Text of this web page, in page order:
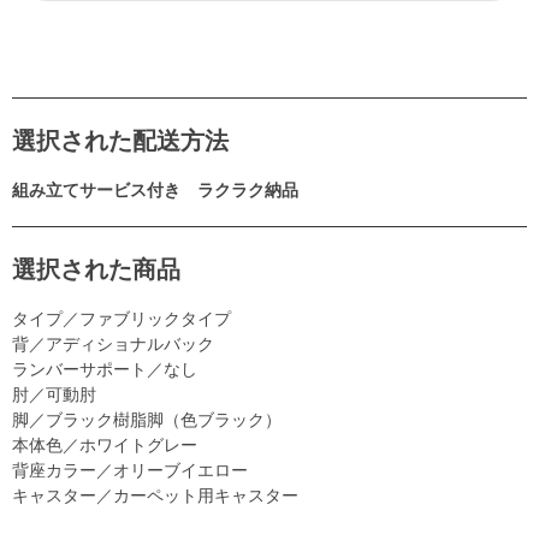
選択された配送方法
組み立てサービス付き ラクラク納品
選択された商品
タイプ／ファブリックタイプ
背／アディショナルバック
ランバーサポート／なし
肘／可動肘
脚／ブラック樹脂脚（色ブラック）
本体色／ホワイトグレー
背座カラー／オリーブイエロー
キャスター／カーペット用キャスター